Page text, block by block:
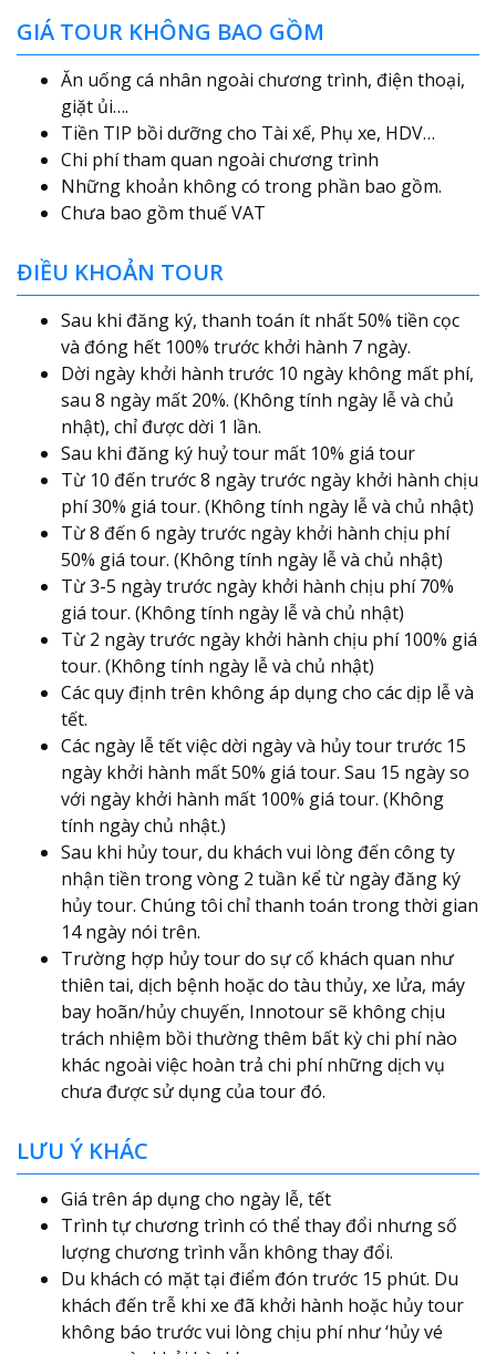
GIÁ TOUR KHÔNG BAO GỒM
Ăn uống cá nhân ngoài chương trình, điện thoại,
giặt ủi….
Tiền TIP bồi dưỡng cho Tài xế, Phụ xe, HDV…
Chi phí tham quan ngoài chương trình
Những khoản không có trong phần bao gồm.
Chưa bao gồm thuế VAT
ĐIỀU KHOẢN TOUR
Sau khi đăng ký, thanh toán ít nhất 50% tiền cọc
và đóng hết 100% trước khởi hành 7 ngày.
Dời ngày khởi hành trước 10 ngày không mất phí,
sau 8 ngày mất 20%. (Không tính ngày lễ và chủ
nhật), chỉ được dời 1 lần.
Sau khi đăng ký huỷ tour mất 10% giá tour
Từ 10 đến trước 8 ngày trước ngày khởi hành chịu
phí 30% giá tour. (Không tính ngày lễ và chủ nhật)
Từ 8 đến 6 ngày trước ngày khởi hành chịu phí
50% giá tour. (Không tính ngày lễ và chủ nhật)
Từ 3-5 ngày trước ngày khởi hành chịu phí 70%
giá tour. (Không tính ngày lễ và chủ nhật)
Từ 2 ngày trước ngày khởi hành chịu phí 100% giá
tour. (Không tính ngày lễ và chủ nhật)
Các quy định trên không áp dụng cho các dịp lễ và
tết.
Các ngày lễ tết việc dời ngày và hủy tour trước 15
ngày khởi hành mất 50% giá tour. Sau 15 ngày so
với ngày khởi hành mất 100% giá tour. (Không
tính ngày chủ nhật.)
Sau khi hủy tour, du khách vui lòng đến công ty
nhận tiền trong vòng 2 tuần kể từ ngày đăng ký
hủy tour. Chúng tôi chỉ thanh toán trong thời gian
14 ngày nói trên.
Trường hợp hủy tour do sự cố khách quan như
thiên tai, dịch bệnh hoặc do tàu thủy, xe lửa, máy
bay hoãn/hủy chuyến, Innotour sẽ không chịu
trách nhiệm bồi thường thêm bất kỳ chi phí nào
khác ngoài việc hoàn trả chi phí những dịch vụ
chưa được sử dụng của tour đó.
LƯU Ý KHÁC
Giá trên áp dụng cho ngày lễ, tết
Trình tự chương trình có thể thay đổi nhưng số
lượng chương trình vẫn không thay đổi.
Du khách có mặt tại điểm đón trước 15 phút. Du
khách đến trễ khi xe đã khởi hành hoặc hủy tour
không báo trước vui lòng chịu phí như ‘hủy vé